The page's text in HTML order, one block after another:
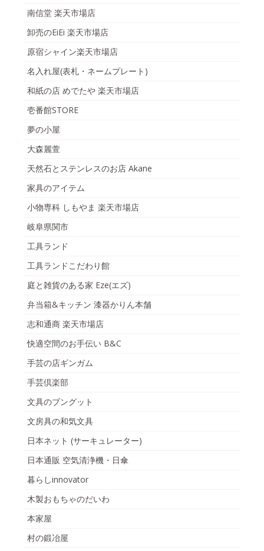
南信堂 楽天市場店
卸売のEiEi 楽天市場店
原宿シャイン楽天市場店
名入れ屋(表札・ネームプレート)
和紙の店 めでたや 楽天市場店
壱番館STORE
夢の小屋
大森麗萱
天然石とステンレスのお店 Akane
家具のアイテム
小物専科 しもやま 楽天市場店
岐阜県関市
工具ランド
工具ランドこだわり館
庭と雑貨のある家 Eze(エズ)
弁当箱&キッチン 漆器かりん本舗
志和通商 楽天市場店
快適空間のお手伝い B&C
手芸の店ギンガム
手芸倶楽部
文具のブングット
文房具の和気文具
日本ネット (サーキュレーター)
日本通販 空気清浄機・日傘
暮らしinnovator
木製おもちゃのだいわ
本家屋
村の鍛冶屋